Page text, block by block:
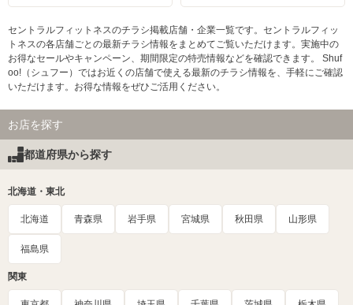
セントラルフィットネスのチラシ掲載店舗・企業一覧です。セントラルフィッ
トネスの各店舗ごとの最新チラシ情報をまとめてご覧いただけます。実施中の
お得なセールやキャンペーン、期間限定の特売情報などを確認できます。 Shuf
oo!（シュフー）ではお近くの店舗で使える最新のチラシ情報を、手軽にご確認
いただけます。お得な情報をぜひご活用ください。
お店を探す
都道府県から探す
北海道・東北
北海道 青森県 岩手県 宮城県 秋田県 山形県
福島県
関東